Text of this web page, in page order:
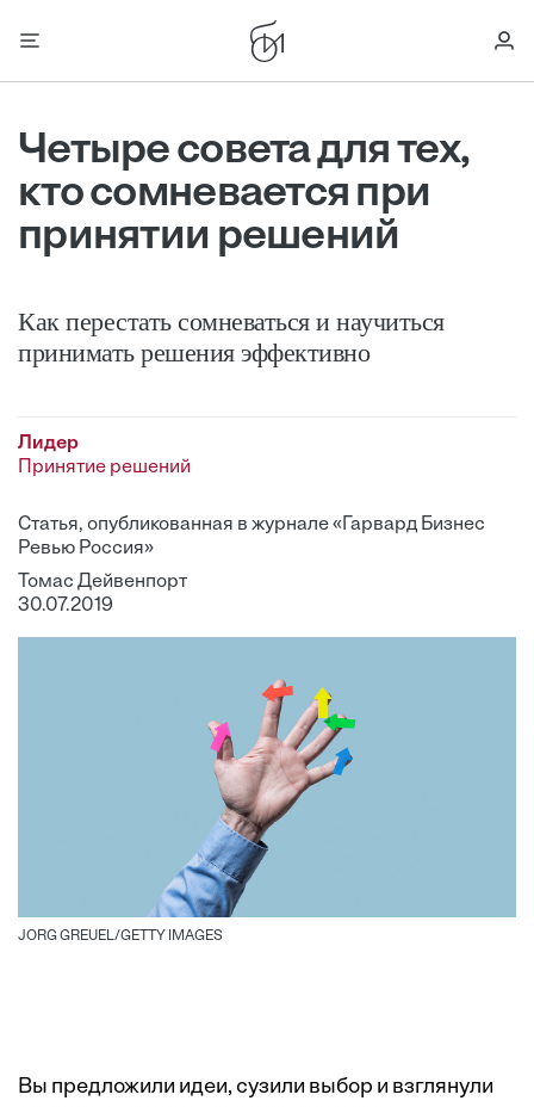
Четыре совета для тех,
кто сомневается при
принятии решений
Как перестать сомневаться и научиться
принимать решения эффективно
Лидер
Принятие решений
Статья, опубликованная в журнале «Гарвард Бизнес
Ревью Россия»
Томас Дейвенпорт
30.07.2019
JORG GREUEL/GETTY IMAGES
Вы предложили идеи, сузили выбор и взглянули